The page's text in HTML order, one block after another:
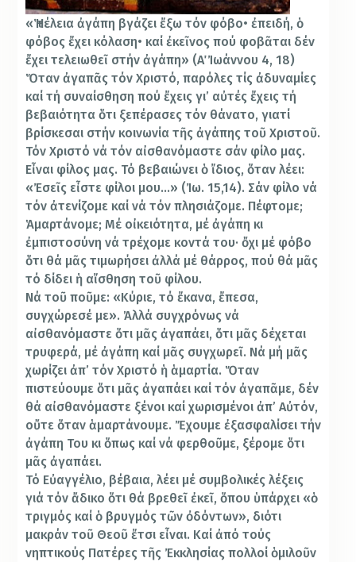
«Ἡ τέλεια ἀγάπη βγάζει ἔξω τόν φόβο• ἐπειδή, ὁ
φόβος ἔχει κόλαση• καί ἐκεῖνος πού φοβᾶται δέν
ἔχει τελειωθεῖ στήν ἀγάπη» (Α΄ Ἰωάννου 4, 18)
Ὅταν ἀγαπᾶς τόν Χριστό, παρόλες τίς ἀδυναμίες
καί τή συναίσθηση πού ἔχεις γι’ αὐτές ἔχεις τή
βεβαιότητα ὅτι ξεπέρασες τόν θάνατο, γιατί
βρίσκεσαι στήν κοινωνία τῆς ἀγάπης τοῦ Χριστοῦ.
Τόν Χριστό νά τόν αἰσθανόμαστε σάν φίλο μας.
Εἶναι φίλος μας. Τό βεβαιώνει ὁ ἴδιος, ὅταν λέει:
«Ἐσεῖς εἶστε φίλοι μου…» (Ἰω. 15,14). Σάν φίλο νά
τόν ἀτενίζομε καί νά τόν πλησιάζομε. Πέφτομε;
Ἁμαρτάνομε; Μέ οἰκειότητα, μέ ἀγάπη κι
ἐμπιστοσύνη νά τρέχομε κοντά του· ὄχι μέ φόβο
ὅτι θά μᾶς τιμωρήσει ἀλλά μέ θάρρος, πού θά μᾶς
τό δίδει ἡ αἴσθηση τοῦ φίλου.
Νά τοῦ ποῦμε: «Κύριε, τό ἔκανα, ἔπεσα,
συγχώρεσέ με». Ἀλλά συγχρόνως νά
αἰσθανόμαστε ὅτι μᾶς ἀγαπάει, ὅτι μᾶς δέχεται
τρυφερά, μέ ἀγάπη καί μᾶς συγχωρεῖ. Νά μή μᾶς
χωρίζει ἀπ’ τόν Χριστό ἡ ἁμαρτία. Ὅταν
πιστεύουμε ὅτι μᾶς ἀγαπάει καί τόν ἀγαπᾶμε, δέν
θά αἰσθανόμαστε ξένοι καί χωρισμένοι ἀπ’ Αὐτόν,
οὔτε ὅταν ἁμαρτάνουμε. Ἔχουμε ἐξασφαλίσει τήν
ἀγάπη Του κι ὅπως καί νά φερθοῦμε, ξέρομε ὅτι
μᾶς ἀγαπάει.
Τό Εὐαγγέλιο, βέβαια, λέει μέ συμβολικές λέξεις
γιά τόν ἄδικο ὅτι θά βρεθεῖ ἐκεῖ, ὅπου ὑπάρχει «ὁ
τριγμός καί ὁ βρυγμός τῶν ὀδόντων», διότι
μακράν τοῦ Θεοῦ ἔτσι εἶναι. Καί ἀπό τούς
νηπτικούς Πατέρες τῆς Ἐκκλησίας πολλοί ὁμιλοῦν